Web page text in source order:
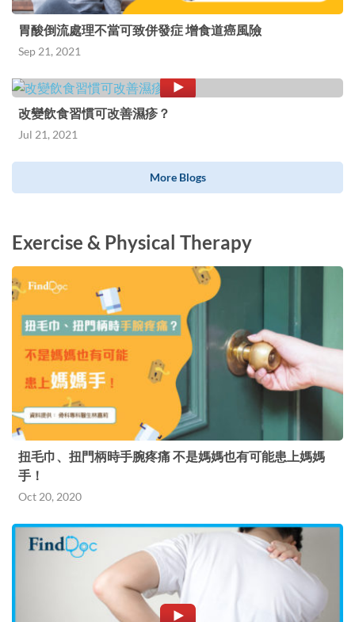
胃酸倒流處理不當可致併發症 增食道癌風險
Sep 21, 2021
改變飲食習慣可改善濕疹？
Jul 21, 2021
More Blogs
Exercise & Physical Therapy
扭毛巾、扭門柄時手腕疼痛 不是媽媽也有可能患上媽媽
手！
Oct 20, 2020